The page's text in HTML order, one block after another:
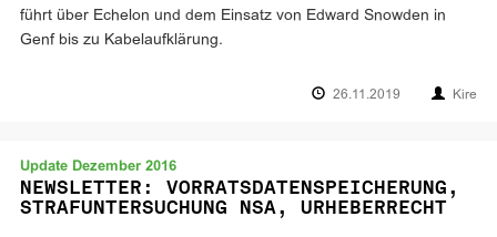
führt über Echelon und dem Einsatz von Edward Snowden in
Genf bis zu Kabelaufklärung.
26.11.2019 Kire
Update Dezember 2016
NEWSLETTER: VORRATSDATENSPEICHERUNG,
STRAFUNTERSUCHUNG NSA, URHEBERRECHT